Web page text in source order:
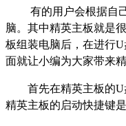
有的用户会根据自
脑。其中精英主板就是
板组装电脑后，在进行U
面就让小编为大家带来
首先在精英主板的
精英主板的启动快捷键是